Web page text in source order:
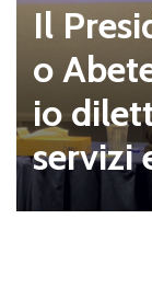
Il
o
io
servizi